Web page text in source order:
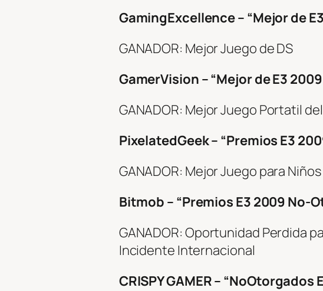
GamingExcellence – “Mejor de
GANADOR: Mejor Juego de DS
GamerVision – “Mejor de E3
GANADOR: Mejor Juego Portatil
PixelatedGeek – “Premios E3
GANADOR: Mejor Juego para Niños
Bitmob – “Premios E3 2009 No-
GANADOR: Oportunidad Perdida
Incidente Internacional
CRISPY GAMER – “NoOtorgados